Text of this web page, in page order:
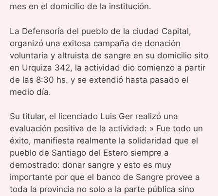
mes en el domicilio de la institución.
La Defensoría del pueblo de la ciudad Capital,
organizó una exitosa campaña de donación
voluntaria y altruista de sangre en su domicilio sito
en Urquiza 342, la actividad dio comienzo a partir
de las 8:30 hs. y se extendió hasta pasado el
medio día.
Su titular, el licenciado Luis Ger realizó una
evaluación positiva de la actividad: » Fue todo un
éxito, manifiesta realmente la solidaridad que el
pueblo de Santiago del Estero siempre a
demostrado: donar sangre y esto es muy
importante por que el banco de Sangre provee a
toda la provincia no solo a la parte pública sino